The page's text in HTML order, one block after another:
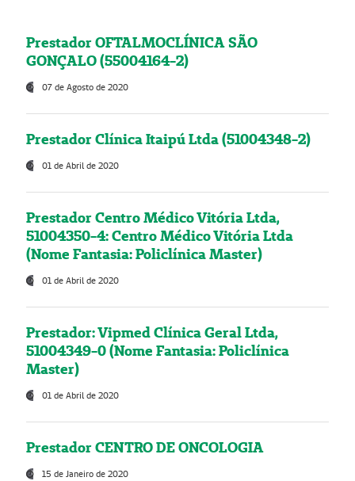
Prestador OFTALMOCLÍNICA SÃO
GONÇALO (55004164-2)
07 de Agosto de 2020
Prestador Clínica Itaipú Ltda (51004348-2)
01 de Abril de 2020
Prestador Centro Médico Vitória Ltda,
51004350-4: Centro Médico Vitória Ltda
(Nome Fantasia: Policlínica Master)
01 de Abril de 2020
Prestador: Vipmed Clínica Geral Ltda,
51004349-0 (Nome Fantasia: Policlínica
Master)
01 de Abril de 2020
Prestador CENTRO DE ONCOLOGIA
15 de Janeiro de 2020